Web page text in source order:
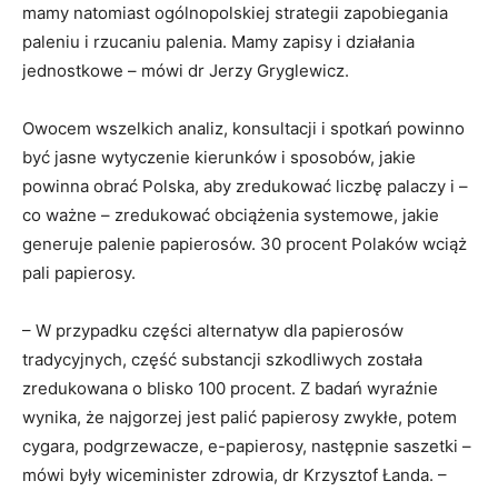
mamy natomiast ogólnopolskiej strategii zapobiegania
paleniu i rzucaniu palenia. Mamy zapisy i działania
jednostkowe – mówi dr Jerzy Gryglewicz.
Owocem wszelkich analiz, konsultacji i spotkań powinno
być jasne wytyczenie kierunków i sposobów, jakie
powinna obrać Polska, aby zredukować liczbę palaczy i –
co ważne – zredukować obciążenia systemowe, jakie
generuje palenie papierosów. 30 procent Polaków wciąż
pali papierosy.
– W przypadku części alternatyw dla papierosów
tradycyjnych, część substancji szkodliwych została
zredukowana o blisko 100 procent. Z badań wyraźnie
wynika, że najgorzej jest palić papierosy zwykłe, potem
cygara, podgrzewacze, e-papierosy, następnie saszetki –
mówi były wiceminister zdrowia, dr Krzysztof Łanda. –